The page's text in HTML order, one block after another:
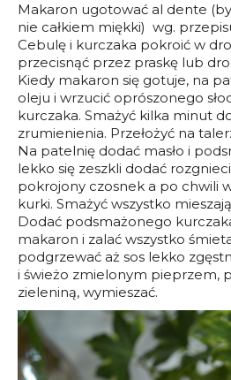
Makaron ugotować al dente (by
nie całkiem miękki) wg.
Cebulę i kurczaka pokroić w
przecisnąć przez praskę lub
Kiedy makaron się gotuje, na
oleju i wrzucić oprószonego
kurczaka. Smażyć kilka minut
zrumienienia. Przełożyć na
Na patelnię dodać masło i
lekko się zeszkli dodać
pokrojony czosnek a po chwili
kurki. Smażyć wszystko
Dodać podsmażonego
makaron i zalać wszystko
podgrzewać aż sos lekko
i świeżo zmielonym pieprzem,
zieleniną, wymieszać.